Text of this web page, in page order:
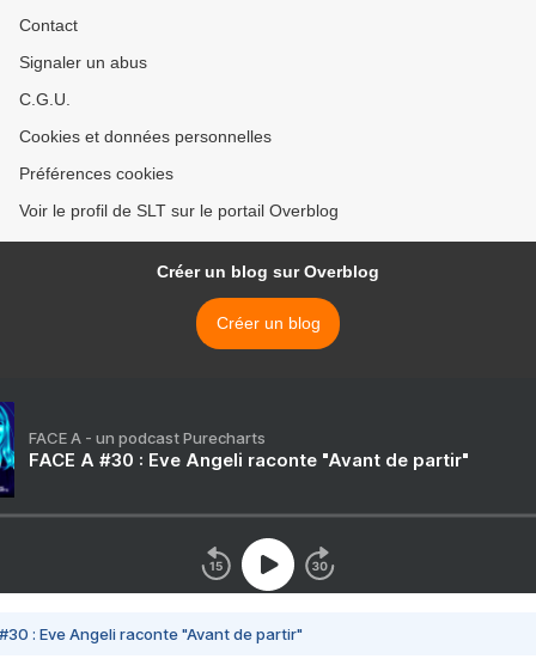
Contact
Signaler un abus
C.G.U.
Cookies et données personnelles
Préférences cookies
Voir le profil de SLT sur le portail Overblog
Créer un blog sur Overblog
Créer un blog
FACE A - un podcast Purecharts
FACE A #30 : Eve Angeli raconte "Avant de partir"
#30 : Eve Angeli raconte "Avant de partir"